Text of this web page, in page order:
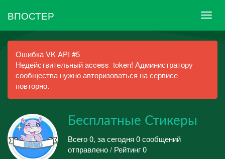
ВПОСТЕР
Ошибка VK API #5
Недействительный access_token! Администратору
сообщества нужно авторизоваться на сервисе
повторно.
Бесплатные Стикеры
Всего 0, за сегодня 0 сообщений
отправлено / Рейтинг 0